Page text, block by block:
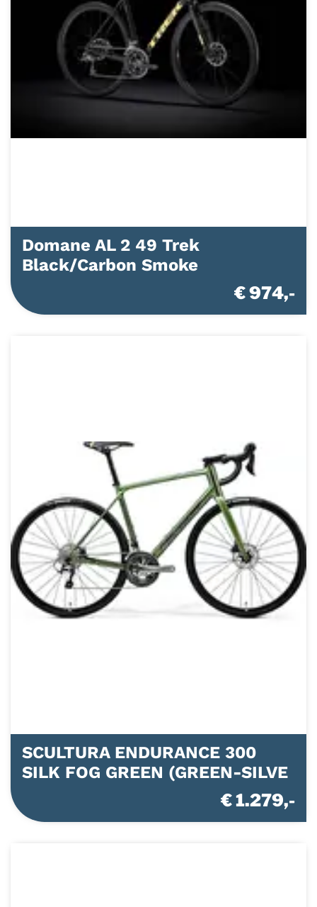
Domane AL 2 49 Trek
Black/Carbon Smoke
€ 974,-
SCULTURA ENDURANCE 300
SILK FOG GREEN (GREEN-SILVE
€ 1.279,-